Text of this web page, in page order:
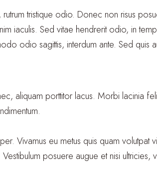
tristique odio. Donec non risus
iaculis. Sed vitae hendrerit odio, in
odio sagittis, interdum ante. Sed quis
aliquam porttitor lacus. Morbi lacinia
Vivamus eu metus quis quam volutpat
posuere augue et nisi ultricies,